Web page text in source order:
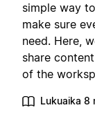
simple way
make sure
need. Here,
share
of the
Lukuaika 8